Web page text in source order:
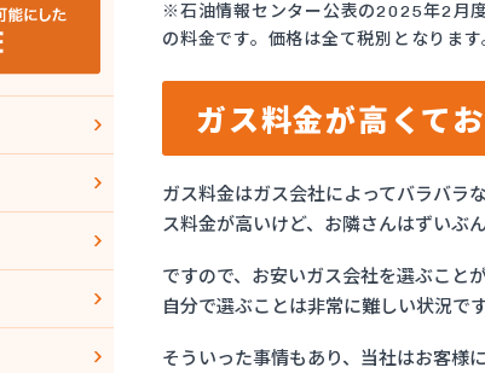
※石油情報センター公表の2025年2月
の料金です。価格は全て税別となります
ガス料金が高くて
ガス料金はガス会社によってバラバラ
ス料金が高いけど、お隣さんはずいぶ
ですので、お安いガス会社を選ぶこと
自分で選ぶことは非常に難しい状況です
そういった事情もあり、当社はお客様